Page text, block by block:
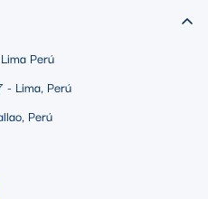
Perú
- Lima, Perú
Perú